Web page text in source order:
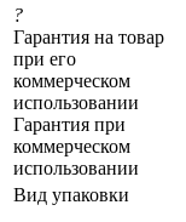
?
Гарантия на товар
при его
коммерческом
использовании
Гарантия при
коммерческом
использовании
Вид упаковки